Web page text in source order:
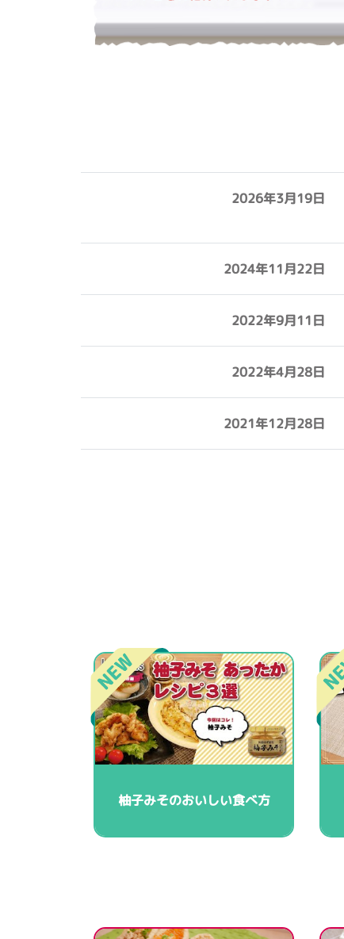
2026年3月19日
2024年11月22日
2022年9月11日
2022年4月28日
2021年12月28日
柚子みそのおいしい食べ方